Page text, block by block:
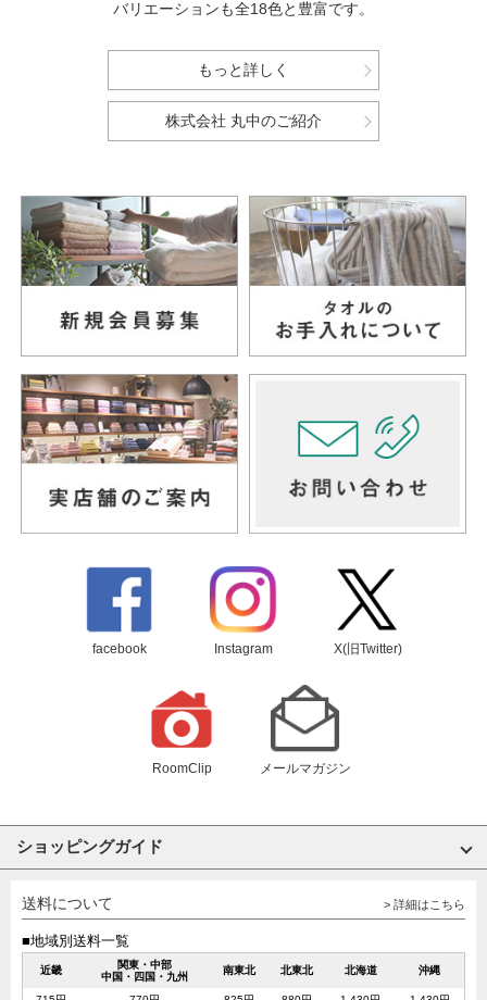
バリエーションも全18色と豊富です。
もっと詳しく
株式会社 丸中のご紹介
facebook Instagram X(旧Twitter)
RoomClip メールマガジン
ショッピングガイド
送料について > 詳細はこちら
■地域別送料一覧
近畿
関東・中部
中国・四国・九州
南東北 北東北 北海道 沖縄